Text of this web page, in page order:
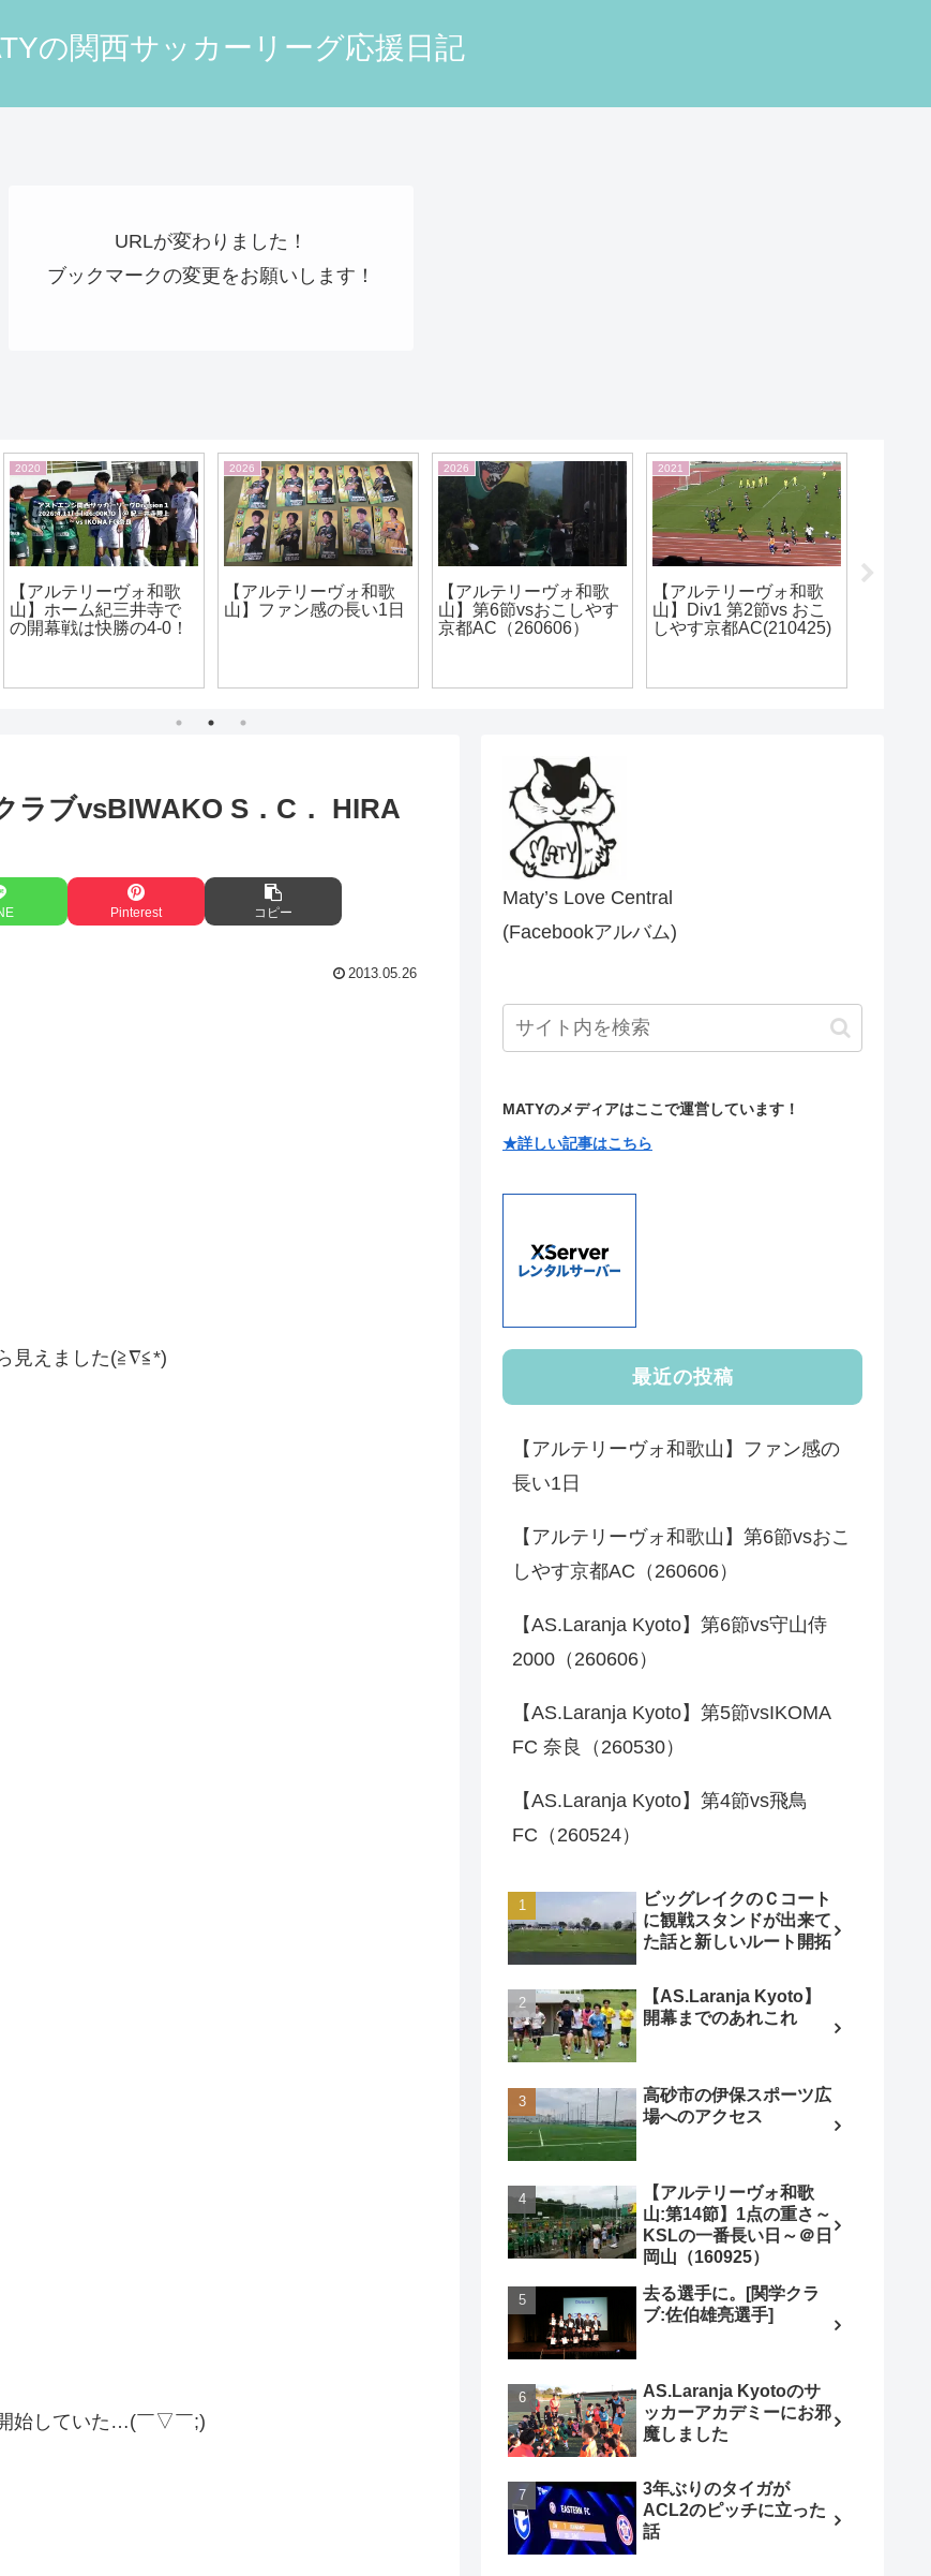
の関西サッカーリーグ応援日記
URLが変わりました！
ブックマークの変更をお願いします！
2026
【アルテリーヴォ和歌
山】第6節vsおこしやす
京都AC（260606）
2021
【アルテリーヴォ和歌
山】Div1 第2節vs おこ
2026
【AS.Laranja Kyoto】第
6節vs守山侍
2000（260606）
2026
【AS.Laranja Kyoto】第
2節vs FC BASARA
HYOGO（260418）
ラブvsBIWAKO S．C． HIRA
Pinterest コピー
2013.05.26
見えました(≧∇≦*)
始していた…(￣▽￣;)
Maty’s Love Central
(Facebookアルバム)
MATYのメディアはここで運営しています！
★詳しい記事はこちら
最近の投稿
【アルテリーヴォ和歌山】ファン感の
長い1日
【アルテリーヴォ和歌山】第6節vsおこ
しやす京都AC（260606）
【AS.Laranja Kyoto】第6節vs守山侍
2000（260606）
【AS.Laranja Kyoto】第5節vsIKOMA
FC 奈良（260530）
【AS.Laranja Kyoto】第4節vs飛鳥
FC（260524）
ビッグレイクのＣコート
に観戦スタンドが出来て
た話と新しいルート開拓
【AS.Laranja Kyoto】
開幕までのあれこれ
高砂市の伊保スポーツ広
場へのアクセス
【アルテリーヴォ和歌
山:第14節】1点の重さ～
KSLの一番長い日～＠日
岡山（160925）
去る選手に。[関学クラ
ブ:佐伯雄亮選手]
AS.Laranja Kyotoのサ
ッカーアカデミーにお邪
魔しました
3年ぶりのタイガが
ACL2のピッチに立った
話